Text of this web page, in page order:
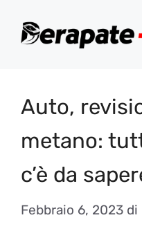
Auto,
metano:
c’è da
Febbraio 6, 2023 di